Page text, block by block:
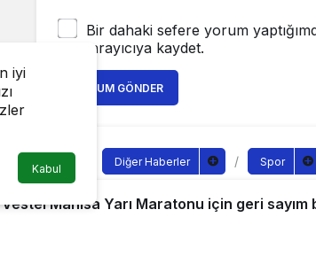
Bir dahaki sefere yorum
tarayıcıya kaydet.
YORUM GÖNDER
Diğer Haberler Spor
2. Uluslararası
Manisa Yarı Maratonu için geri sayım
iyi
Kabul